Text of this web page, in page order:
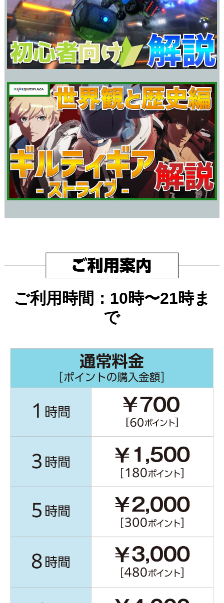
ご利用時間：10時〜21時ま
で